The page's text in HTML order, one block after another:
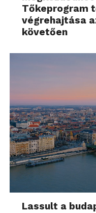
Tőkeprogram
végrehajtása
követően
Lassult a